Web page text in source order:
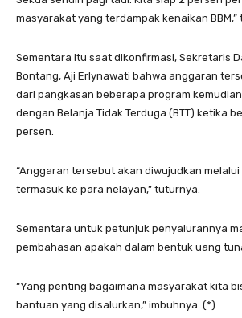
masyarakat yang terdampak kenaikan BBM,”
Sementara itu saat dikonfirmasi, Sekretaris
Bontang, Aji Erlynawati bahwa anggaran
dari pangkasan beberapa program
dengan Belanja Tidak Terduga (BTT) ketika
persen.
“Anggaran tersebut akan diwujudkan
termasuk ke para nelayan,” tuturnya.
Sementara untuk petunjuk penyalurannya
pembahasan apakah dalam bentuk uang
“Yang penting bagaimana masyarakat kita
bantuan yang disalurkan,” imbuhnya. (*)